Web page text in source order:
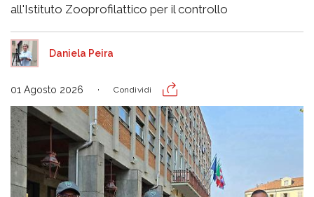
all'Istituto Zooprofilattico per il controllo
Daniela Peira
01 Agosto 2026 Condividi